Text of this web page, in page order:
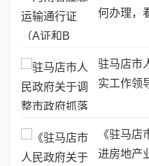
何办理，
驻马店市
实工作领
《驻马
进房地产